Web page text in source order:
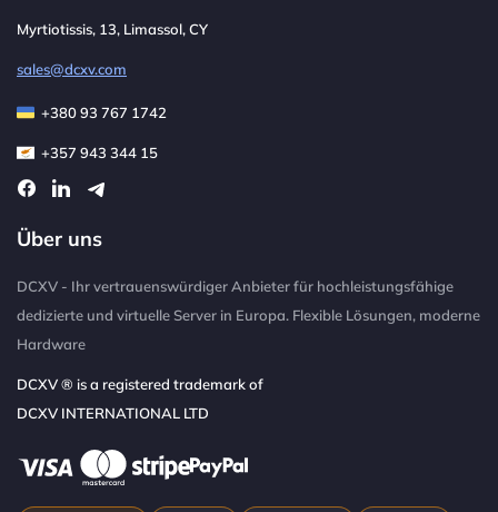
Myrtiotissis, 13, Limassol, CY
sales@dcxv.com
+380 93 767 1742
+357 943 344 15
Über uns
DCXV - Ihr vertrauenswürdiger Anbieter für hochleistungsfähige
dedizierte und virtuelle Server in Europa. Flexible Lösungen, moderne
Hardware
DCXV ® is a registered trademark of
DCXV INTERNATIONAL LTD